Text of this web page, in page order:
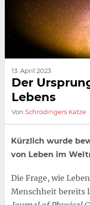
13. April 2023
Der
Lebens
Von Schrödingers Katze
Kürzlich wurde
von Leben im
Die Frage, wie
Menschheit bereits